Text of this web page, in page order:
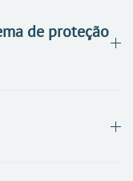
de proteção